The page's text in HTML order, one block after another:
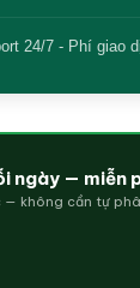
24/7 - Phí giao
ngày — miễn
— không cần tự